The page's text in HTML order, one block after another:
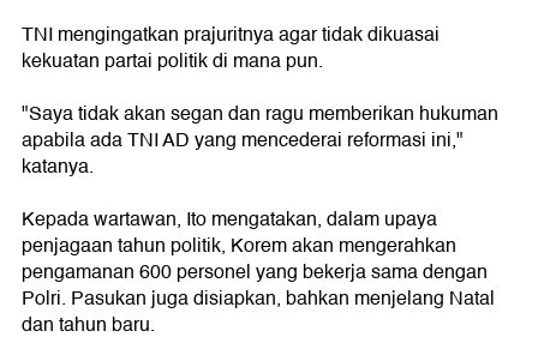
TNI mengingatkan prajuritnya agar tidak dikuasai
kekuatan partai politik di mana pun.
"Saya tidak akan segan dan ragu memberikan hukuman
apabila ada TNI AD yang mencederai reformasi ini,"
katanya.
Kepada wartawan, Ito mengatakan, dalam upaya
penjagaan tahun politik, Korem akan mengerahkan
pengamanan 600 personel yang bekerja sama dengan
Polri. Pasukan juga disiapkan, bahkan menjelang Natal
dan tahun baru.